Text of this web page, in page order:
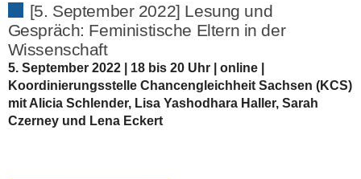
[5. September 2022] Lesung und
Gespräch: Feministische Eltern in der
Wissenschaft
5. September 2022 | 18 bis 20 Uhr | online |
Koordinierungsstelle Chancengleichheit Sachsen (KCS)
mit Alicia Schlender, Lisa Yashodhara Haller, Sarah
Czerney und Lena Eckert